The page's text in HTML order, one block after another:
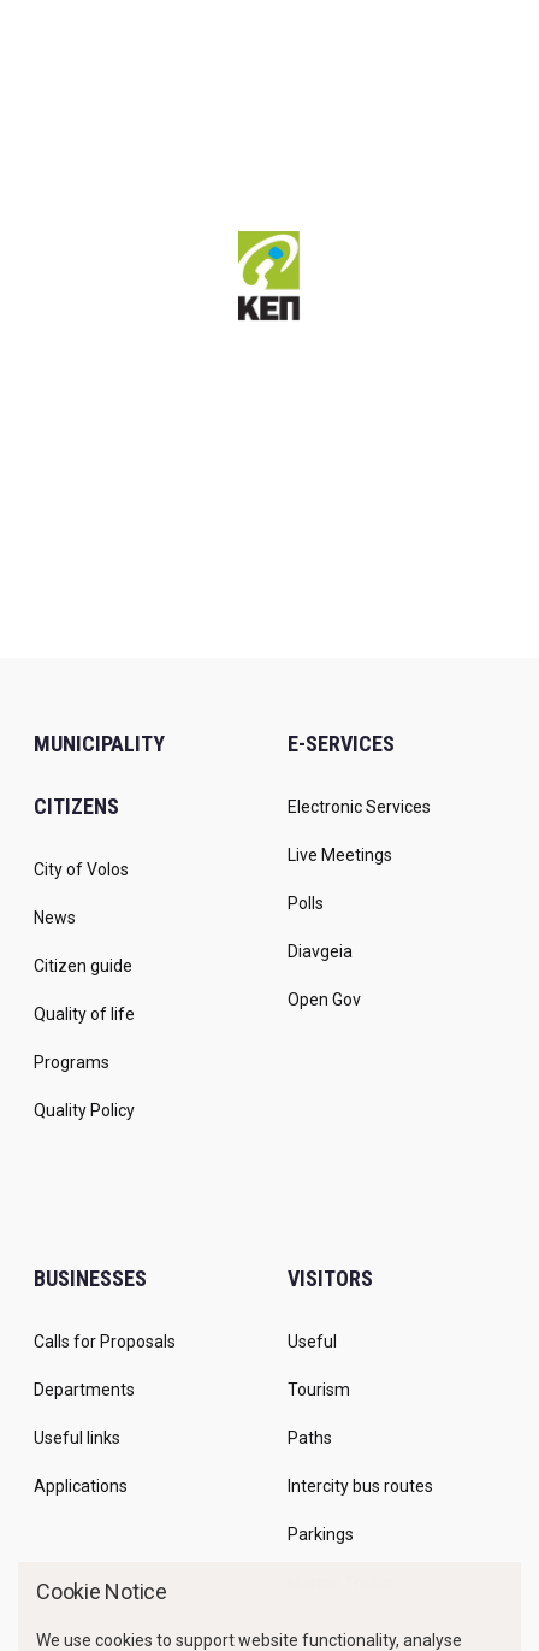
MUNICIPALITY
CITIZENS
City of Volos
News
Citizen guide
Quality of life
Programs
Quality Policy
E-SERVICES
Electronic Services
Live Meetings
Polls
Diavgeia
Open Gov
BUSINESSES
Calls for Proposals
Departments
Useful links
Applications
VISITORS
Useful
Tourism
Paths
Intercity bus routes
Parkings
Cookie Notice
We use cookies to support website functionality, analyse